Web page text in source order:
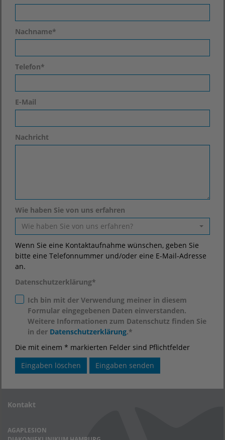
Nachname*
Telefon*
E-Mail
Nachricht
Wie haben Sie von uns erfahren
Wie haben Sie von uns erfahren?
Wenn Sie eine Kontaktaufnahme wünschen, geben Sie
bitte eine Telefonnummer und/oder eine E-Mail-Adresse
an.
Datenschutzerklärung*
Ich bin mit der Verwendung meiner in diesem
Formular eingegebenen Daten einverstanden.
Weitere Informationen zum Datenschutz finden Sie
in der Datenschutzerklärung.*
Die mit einem * markierten Felder sind Pflichtfelder
Kontakt
AGAPLESION